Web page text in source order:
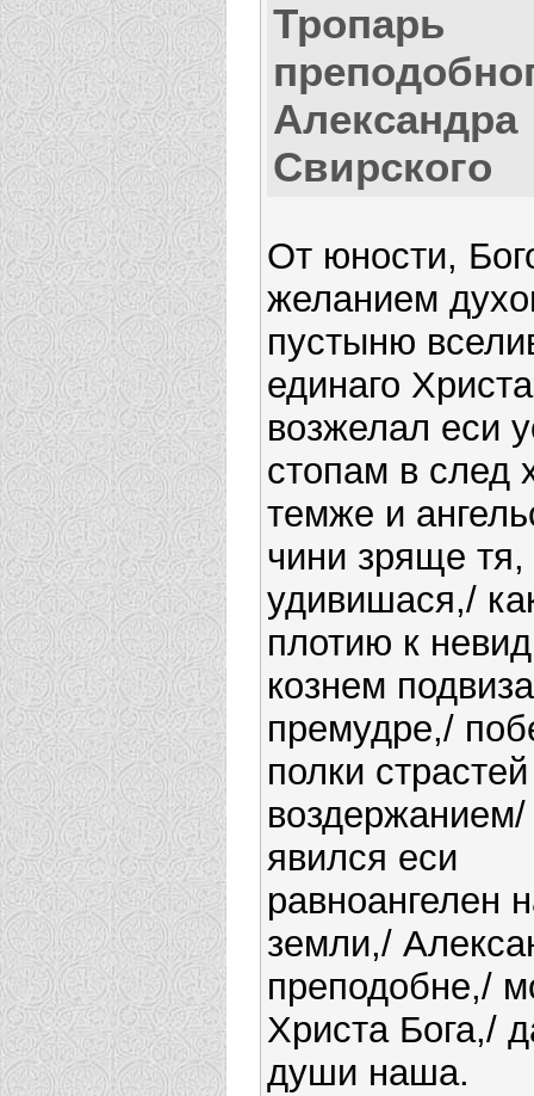
Тропарь
Александра
Свирского
От юности,
желанием
пустыню
единаго Христа
возжелал еси
стопам в след
темже и
чини зряще тя,
удивишася,/
плотию к
кознем
премудре,/
полки страстей
воздержанием/
явился еси
равноангелен
земли,/
преподобне,/
Христа Бога,/
души наша.